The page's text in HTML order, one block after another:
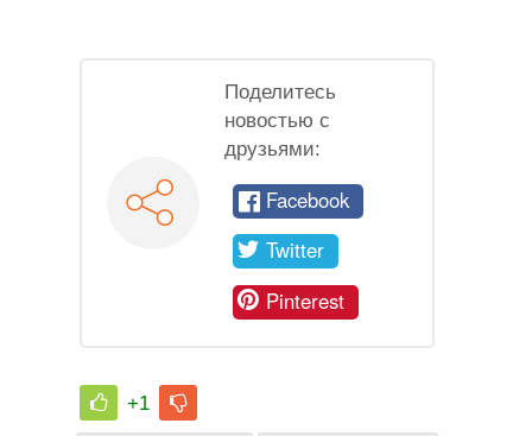
Поделитесь
новостью с
друзьями:
Facebook
Twitter
Pinterest
+1